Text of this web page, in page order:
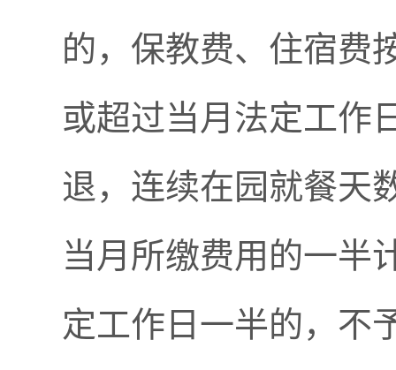
的，保教费、住宿费
或超过当月法定工作
退，连续在园就餐天
当月所缴费用的一半
定工作日一半的，不